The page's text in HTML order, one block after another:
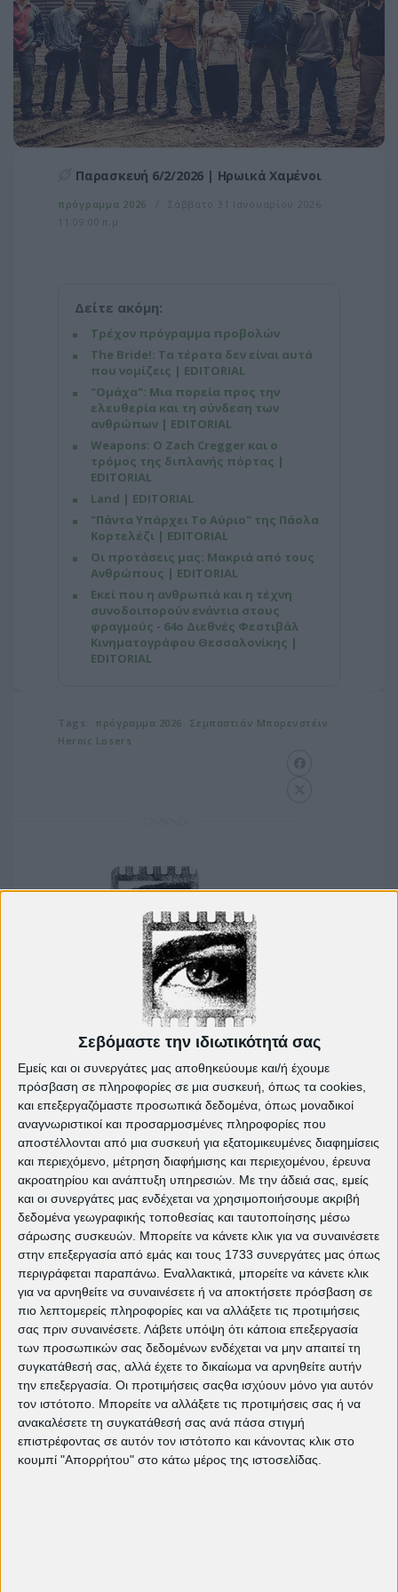
Σεβόμαστε την ιδιωτικότητά σας
Εμείς και οι συνεργάτες μας αποθηκεύουμε και/ή έχουμε
πρόσβαση σε πληροφορίες σε μια συσκευή, όπως τα cookies,
και επεξεργαζόμαστε προσωπικά δεδομένα, όπως μοναδικοί
αναγνωριστικοί και προσαρμοσμένες πληροφορίες που
αποστέλλονται από μια συσκευή για εξατομικευμένες διαφημίσεις
και περιεχόμενο, μέτρηση διαφήμισης και περιεχομένου, έρευνα
ακροατηρίου και ανάπτυξη υπηρεσιών. Με την άδειά σας, εμείς
και οι συνεργάτες μας ενδέχεται να χρησιμοποιήσουμε ακριβή
δεδομένα γεωγραφικής τοποθεσίας και ταυτοποίησης μέσω
σάρωσης συσκευών. Μπορείτε να κάνετε κλικ για να συναινέσετε
στην επεξεργασία από εμάς και τους 1733 συνεργάτες μας όπως
περιγράφεται παραπάνω. Εναλλακτικά, μπορείτε να κάνετε κλικ
για να αρνηθείτε να συναινέσετε ή να αποκτήσετε πρόσβαση σε
πιο λεπτομερείς πληροφορίες και να αλλάξετε τις προτιμήσεις
σας πριν συναινέσετε. Λάβετε υπόψη ότι κάποια επεξεργασία
των προσωπικών σας δεδομένων ενδέχεται να μην απαιτεί τη
συγκατάθεσή σας, αλλά έχετε το δικαίωμα να αρνηθείτε αυτήν
την επεξεργασία. Οι προτιμήσεις σαςθα ισχύουν μόνο για αυτόν
τον ιστότοπο. Μπορείτε να αλλάξετε τις προτιμήσεις σας ή να
ανακαλέσετε τη συγκατάθεσή σας ανά πάσα στιγμή
επιστρέφοντας σε αυτόν τον ιστότοπο και κάνοντας κλικ στο
κουμπί "Απορρήτου" στο κάτω μέρος της ιστοσελίδας.
Παρασκευή 6/2/2026 | Ηρωικά Χαμένοι
πρόγραμμα 2026
Σάββατο 31 Ιανουαρίου 2026
11:09:00 π.μ.
Δείτε ακόμη:
Τρέχον πρόγραμμα προβολών
The Bride!: Τα τέρατα δεν είναι αυτά
που νομίζεις | EDITORIAL
"Ομάχα": Μια πορεία προς την
ελευθερία και τη σύνδεση των
ανθρώπων | EDITORIAL
Weapons: Ο Zach Cregger και ο
τρόμος της διπλανής πόρτας |
EDITORIAL
Land | EDITORIAL
"Πάντα Υπάρχει Το Αύριο" της Πάολα
Κορτελέζι | EDITORIAL
Οι προτάσεις μας: Μακριά από τους
Ανθρώπους | EDITORIAL
Εκεί που η ανθρωπιά και η τέχνη
συνοδοιπορούν ενάντια στους
φραγμούς - 64ο Διεθνές Φεστιβάλ
Κινηματογράφου Θεσσαλονίκης |
EDITORIAL
Tags: πρόγραμμα 2026
Σεμπαστιάν Μπορενστέιν
Heroic Losers
Κινηματογραφική λέσχη
Πετρούπολης
ρ
χ
κ
ή
a
c
b
o
k
n
s
a
g
a
m
T
i
k
o
k
X
(
T
w
i
t
t
e
r
)
G
o
o
l
e
← ΝΕΌΤΕΡΗ ΑΝΆΡΤΗΣΗ ΠΑΛΑΙΌΤΕΡΗ ΑΝΆΡΤΗΣΗ →
Κινηματογραφική Λέσχη Πετρούπολης άρθρα
Ελεύθερη είσοδος παιδική ταινία όσκαρ
Καλλίτσα Βλάχου πρόγραμμα 2026 Πρεσβεία Αργεντινής
Αφροδίτη Παπαδάκη καλοκαίρι 2025 πρόγραμμα 2025
Φεστιβάλ Ντοκιμαντέρ Θεσσαλονίκης καλοκαίρι 2024
πρεσβεία βενεζουέλας Πρεσβεία Νορβηγίας
Φεστιβάλ Κινηματογράφου Θεσσαλονίκης Απρίλιος 2019
Πρεσβεία Ουρουγουάης